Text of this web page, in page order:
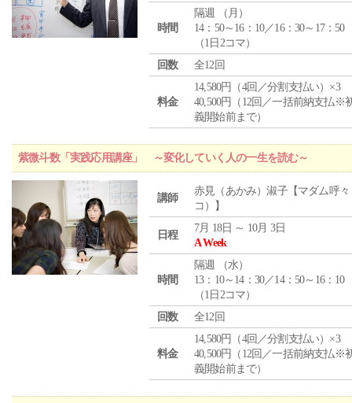
時間
隔週 （ 月 ）
14：50～16：10／16：30～17：50
（1日2コマ）
回数
全12回
料金
14,580円（4回／分割支払い）×3
40,500円（12回／一括前納支払※
義開始前まで）
紫微斗数「実践応用講座」 ～変化していく人の一生を読む～
講師
赤見（あかみ）淑子【マダム呼々
コ）】
日程
7月 18日 ～ 10月 3日
A Week
時間
隔週 （水）
13：10～14：30／14：50～16：10
（1日2コマ）
回数
全12回
料金
14,580円（4回／分割支払い）×3
40,500円（12回／一括前納支払※
義開始前まで）